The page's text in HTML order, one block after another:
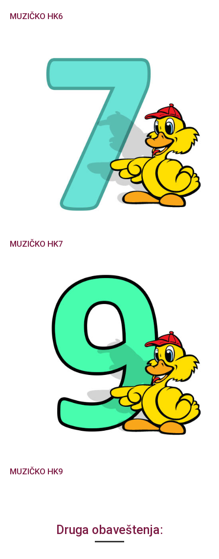
MUZIČKO HK6
MUZIČKO HK7
MUZIČKO HK9
Druga obaveštenja: